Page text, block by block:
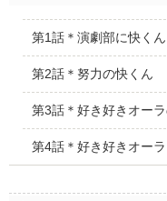
第1話＊演劇部に快くん
第2話＊努力の快くん
第3話＊好き好きオー
第4話＊好き好きオー